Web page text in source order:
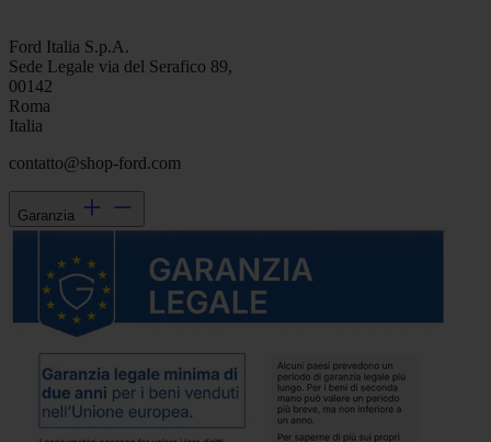
Ford Italia S.p.A.
Sede Legale via del Serafico 89,
00142
Roma
Italia
contatto@shop-ford.com
Garanzia